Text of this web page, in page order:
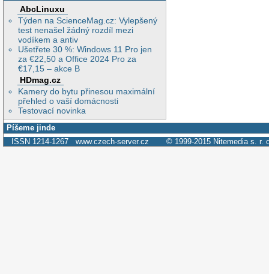
AbcLinuxu
Týden na ScienceMag.cz: Vylepšený
test nenašel žádný rozdíl mezi
vodíkem a antiv
Ušetřete 30 %: Windows 11 Pro jen
za €22,50 a Office 2024 Pro za
€17,15 – akce B
HDmag.cz
Kamery do bytu přinesou maximální
přehled o vaší domácnosti
Testovací novinka
Píšeme jinde
ISSN 1214-1267 www.czech-server.cz © 1999-2015 Nitemedia s. r.